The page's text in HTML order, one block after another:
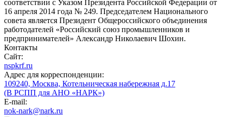
соответствии с Указом Президента Российской Федерации от
16 апреля 2014 года № 249. Председателем Национального
совета является Президент Общероссийского объединения
работодателей «Российский союз промышленников и
предпринимателей» Александр Николаевич Шохин.
Контакты
Сайт:
nspkrf.ru
Адрес для корреспонденции:
109240, Москва, Котельническая набережная д.17
(В РСПП для АНО «НАРК»)
E-mail:
nok-nark@nark.ru